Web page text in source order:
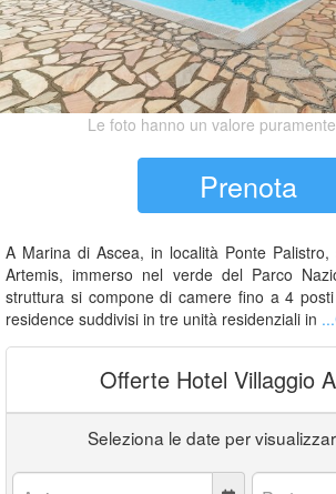
Le foto hanno un valore
Prenota
A Marina di Ascea, in località Ponte Palistro,
Artemis, immerso nel verde del Parco
struttura si compone di camere fino a 4
residence suddivisi in tre unità residenziali in
Offerte Hotel Villaggio
Seleziona le date per
Arrivo: Partenza: